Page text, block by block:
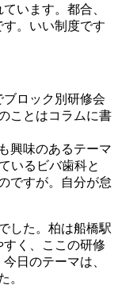
います。都合、
。いい制度です
ブロック別研修会
ことはコラムに書
興味のあるテーマ
いるビバ歯科と
ですが。自分が怠
した。柏は船橋駅
く、ここの研修
日のテーマは、
。